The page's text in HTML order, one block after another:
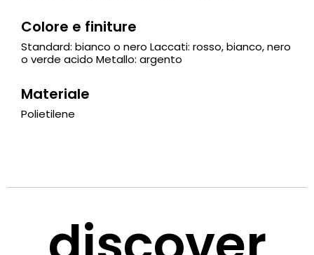
Colore e finiture
Standard: bianco o nero Laccati: rosso, bianco, nero
o verde acido Metallo: argento
Materiale
Polietilene